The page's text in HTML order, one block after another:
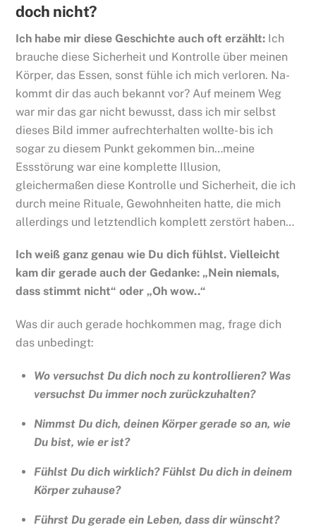
doch nicht?
Ich habe mir diese Geschichte auch oft erzählt: Ich
brauche diese Sicherheit und Kontrolle über meinen
Körper, das Essen, sonst fühle ich mich verloren. Na-
kommt dir das auch bekannt vor? Auf meinem Weg
war mir das gar nicht bewusst, dass ich mir selbst
dieses Bild immer aufrechterhalten wollte- bis ich
sogar zu diesem Punkt gekommen bin…meine
Essstörung war eine komplette Illusion,
gleichermaßen diese Kontrolle und Sicherheit, die ich
durch meine Rituale, Gewohnheiten hatte, die mich
allerdings und letztendlich komplett zerstört haben…
Ich weiß ganz genau wie Du dich fühlst. Vielleicht
kam dir gerade auch der Gedanke: „Nein niemals,
dass stimmt nicht“ oder „Oh wow..“
Was dir auch gerade hochkommen mag, frage dich
das unbedingt:
Wo versuchst Du dich noch zu kontrollieren? Was
versuchst Du immer noch zurückzuhalten?
Nimmst Du dich, deinen Körper gerade so an, wie
Du bist, wie er ist?
Fühlst Du dich wirklich? Fühlst Du dich in deinem
Körper zuhause?
Führst Du gerade ein Leben, dass dir wünscht?